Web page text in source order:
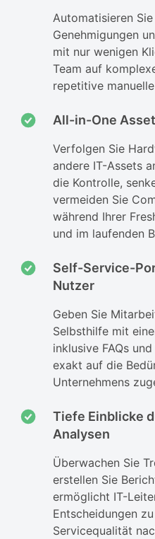
Automatisieren
Genehmigungen
mit nur wenigen
Team auf
repetitive
All-in-One
Verfolgen Sie
andere IT-Assets
die Kontrolle,
vermeiden Sie
während Ihrer
und im laufenden
Self-Service-
Nutzer
Geben Sie
Selbsthilfe mit
inklusive FAQs
exakt auf die
Unternehmens
Tiefe Einblicke
Analysen
Überwachen Sie
erstellen Sie
ermöglicht IT-
Entscheidungen
Servicequalität